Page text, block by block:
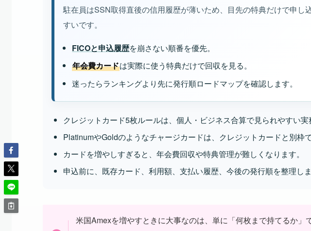
駐在員はSSN取得直後の信用履歴が薄いため、目先の特典だけで申し
すいです。
FICOと申込履歴を崩さない順番を優先。
年会費カードは実際に使う特典だけで回収を見る。
迷ったらランキングより先に発行順ロードマップを確認します。
クレジットカード5枚ルールは、個人・ビジネス合算で見られやすい実
PlatinumやGoldのようなチャージカードは、クレジットカードと別枠
カードを増やしすぎると、年会費回収や特典管理が難しくなります。
申込前に、既存カード、利用額、支払い履歴、今後の発行順を整理しま
米国Amexを増やすときに大事なのは、単に「何枚まで持てるか」